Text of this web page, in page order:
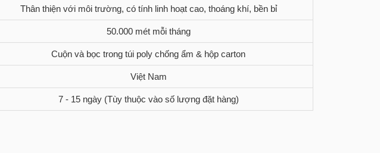
Thân thiện với môi trường, có tính linh hoạt cao, thoáng khí, bền bỉ
50.000 mét mỗi tháng
Cuộn và bọc trong túi poly chống ẩm & hộp carton
Việt Nam
7 - 15 ngày (Tùy thuộc vào số lượng đặt hàng)